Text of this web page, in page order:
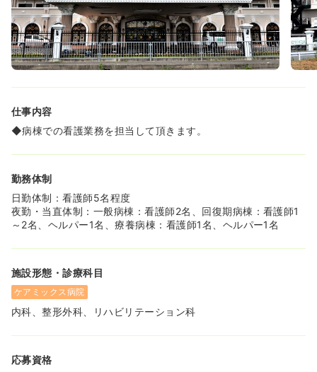
仕事内容
◆病棟での看護業務を担当して頂きます。
勤務体制
日勤体制：看護師5名程度
夜勤・当直体制：一般病棟：看護師2名、回復期病棟：看護師1
～2名、ヘルパー1名、療養病棟：看護師1名、ヘルパー1名
施設形態・診療科目
ケアミックス病院
内科、整形外科、リハビリテーション科
応募資格